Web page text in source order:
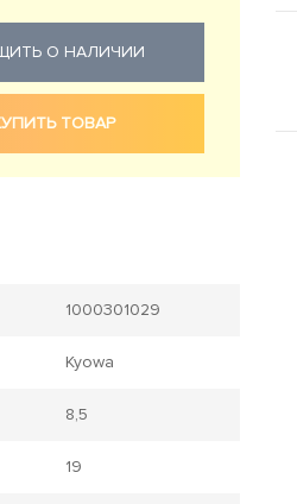
О НАЛИЧИИ
ТОВАР
1000301029
Kyowa
8,5
19